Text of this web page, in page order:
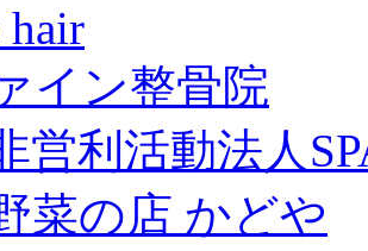
hair
イン整骨院
営利活動法人
菜の店 かどや